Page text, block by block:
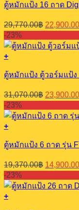
ตู้หมักแป้ง 16 ถาด
29,770.00฿ Original
price
was:
22,900.00
-23%
+
ตู้หมักแป้ง ตู้วอร์มแป้ง
31,070.00฿ Original
price
was:
23,900.00
-23%
+
ตู้หมักแป้ง 6 ถาด รุ่น
19,370.00฿ Original
price
was:
14,900.00
-23%
+